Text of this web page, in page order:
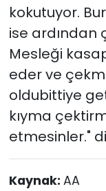
kokutuyor.
ise ardından
Mesleği
eder ve
oldubittiye
kıyma
etmesinler."
Kaynak: AA